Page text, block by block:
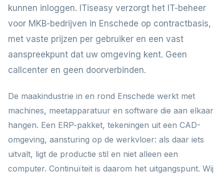
kunnen inloggen. ITiseasy verzorgt het IT-beheer
voor MKB-bedrijven in Enschede op contractbasis,
met vaste prijzen per gebruiker en een vast
aanspreekpunt dat uw omgeving kent. Geen
callcenter en geen doorverbinden.
De maakindustrie in en rond Enschede werkt met
machines, meetapparatuur en software die aan elkaar
hangen. Een ERP-pakket, tekeningen uit een CAD-
omgeving, aansturing op de werkvloer: als daar iets
uitvalt, ligt de productie stil en niet alleen een
computer. Continuïteit is daarom het uitgangspunt. Wij